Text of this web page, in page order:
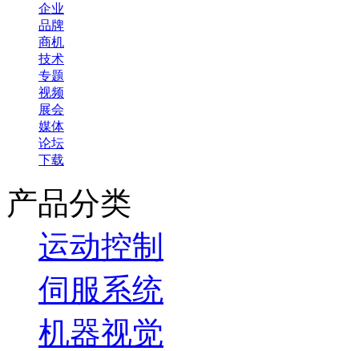
企业
品牌
商机
技术
专题
视频
展会
媒体
论坛
下载
产品分类
运动控制
伺服系统
机器视觉